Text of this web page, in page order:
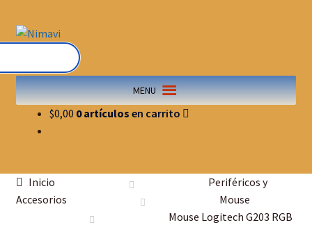
MENU
$0,00 0 artículos
Inicio
Periféricos y
Accesorios
Mouse
Mouse Logitech G203 RGB